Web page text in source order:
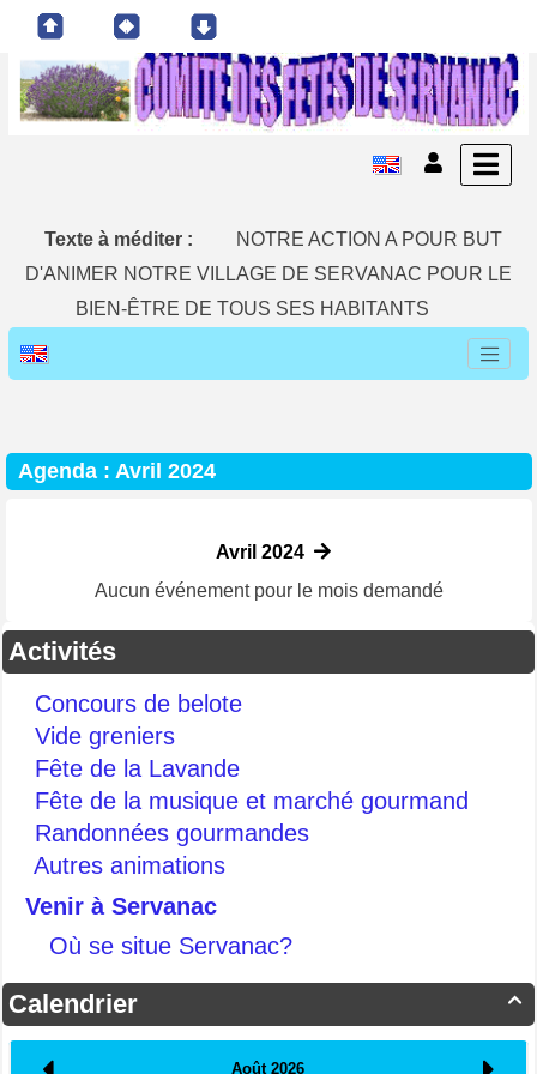
Texte à méditer :
NOTRE ACTION A POUR BUT
D'ANIMER NOTRE VILLAGE DE SERVANAC POUR LE
BIEN-ÊTRE DE TOUS SES HABITANTS
Activités
Concours de belote
Vide greniers
Fête de la Lavande
Fête de la musique et marché gourmand
Randonnées gourmandes
Autres animations
Venir à Servanac
Où se situe Servanac?

Calendrier
Agenda : Avril 2024
Avril 2024
Aucun événement pour le mois demandé